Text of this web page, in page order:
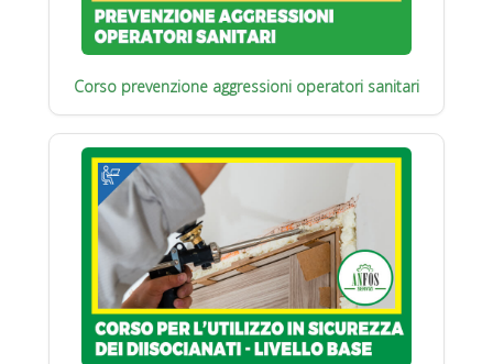
Corso prevenzione aggressioni operatori sanitari